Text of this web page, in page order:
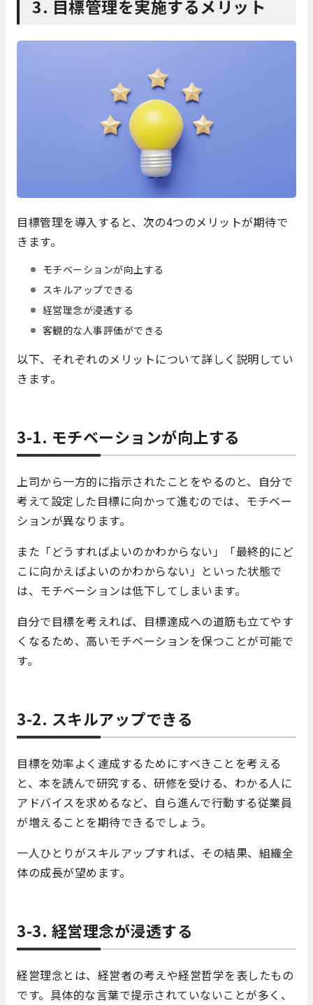
3. 目標管理を実施するメリット
目標管理を導入すると、次の4つのメリットが期待で
きます。
モチベーションが向上する
スキルアップできる
経営理念が浸透する
客観的な人事評価ができる
以下、それぞれのメリットについて詳しく説明してい
きます。
3-1. モチベーションが向上する
上司から一方的に指示されたことをやるのと、自分で
考えて設定した目標に向かって進むのでは、モチベー
ションが異なります。
また「どうすればよいのかわからない」「最終的にど
こに向かえばよいのかわからない」といった状態で
は、モチベーションは低下してしまいます。
自分で目標を考えれば、目標達成への道筋も立てやす
くなるため、高いモチベーションを保つことが可能で
す。
3-2. スキルアップできる
目標を効率よく達成するためにすべきことを考える
と、本を読んで研究する、研修を受ける、わかる人に
アドバイスを求めるなど、自ら進んで行動する従業員
が増えることを期待できるでしょう。
一人ひとりがスキルアップすれば、その結果、組織全
体の成長が望めます。
3-3. 経営理念が浸透する
経営理念とは、経営者の考えや経営哲学を表したもの
です。具体的な言葉で提示されていないことが多く、